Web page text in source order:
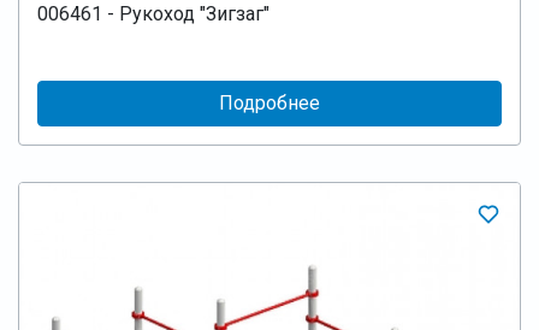
006461 - Рукоход "Зигзаг"
Подробнее